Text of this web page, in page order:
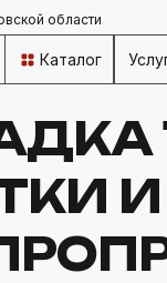
области
Каталог
И